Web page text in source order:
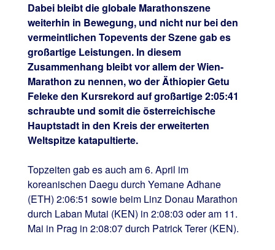
Dabei bleibt die globale Marathonszene
weiterhin in Bewegung, und nicht nur bei den
vermeintlichen Topevents der Szene gab es
großartige Leistungen. In diesem
Zusammenhang bleibt vor allem der Wien-
Marathon zu nennen, wo der Äthiopier Getu
Feleke den Kursrekord auf großartige 2:05:41
schraubte und somit die österreichische
Hauptstadt in den Kreis der erweiterten
Weltspitze katapultierte.
Topzeiten gab es auch am 6. April im
koreanischen Daegu durch Yemane Adhane
(ETH) 2:06:51 sowie beim Linz Donau Marathon
durch Laban Mutai (KEN) in 2:08:03 oder am 11.
Mai in Prag in 2:08:07 durch Patrick Terer (KEN).